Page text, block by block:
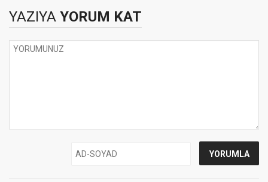
YAZIYA YORUM KAT